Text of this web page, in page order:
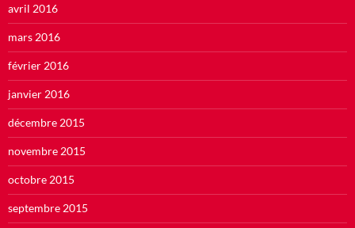
avril 2016
mars 2016
février 2016
janvier 2016
décembre 2015
novembre 2015
octobre 2015
septembre 2015